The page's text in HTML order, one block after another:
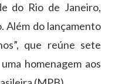
do Rio de Janeiro,
Além do lançamento
que reúne sete
homenagem aos